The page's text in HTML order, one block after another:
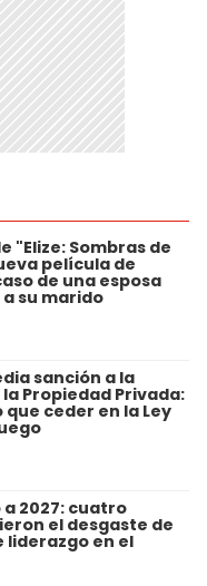
"Elize: Sombras de
película de
de una esposa
su marido
sanción a la
Propiedad Privada:
ceder en la Ley
2027: cuatro
el desgaste de
liderazgo en el